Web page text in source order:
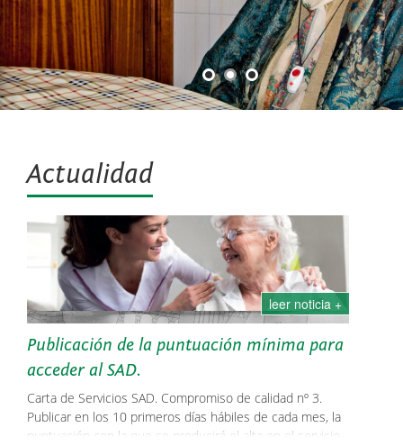
Actualidad
Publicación de la puntuación mínima para
acceder al SAD.
Carta de Servicios SAD. Compromiso de calidad nº 3.
Publicar en los 10 primeros días hábiles de cada mes, la
puntuación con la que se producirá el alta en el servicio
leer noticia +